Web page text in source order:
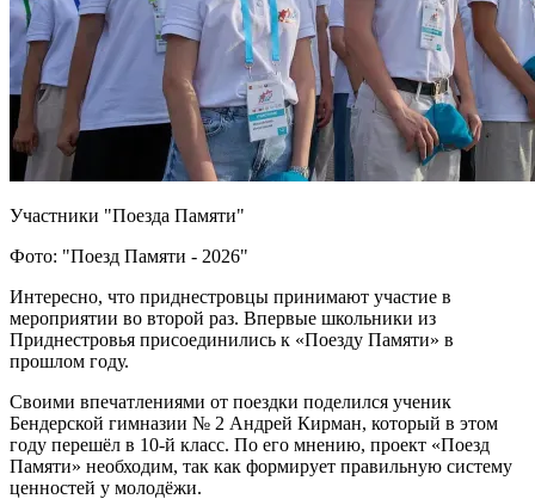
Участники "Поезда Памяти"
Фото: "Поезд Памяти - 2026"
Интересно, что приднестровцы принимают участие в
мероприятии во второй раз. Впервые школьники из
Приднестровья присоединились к «Поезду Памяти» в
прошлом году.
Своими впечатлениями от поездки поделился ученик
Бендерской гимназии № 2 Андрей Кирман, который в этом
году перешёл в 10-й класс. По его мнению, проект «Поезд
Памяти» необходим, так как формирует правильную систему
ценностей у молодёжи.